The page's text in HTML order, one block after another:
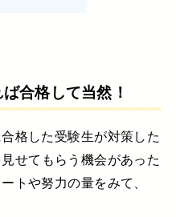
合格して当然！
格した受験生が対策した
見せてもらう機会があった
トや努力の量をみて、